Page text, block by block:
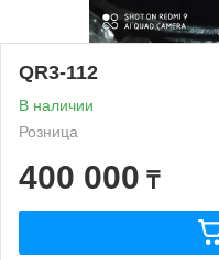
QR3-112
В наличии
Розница
400 000 ₸